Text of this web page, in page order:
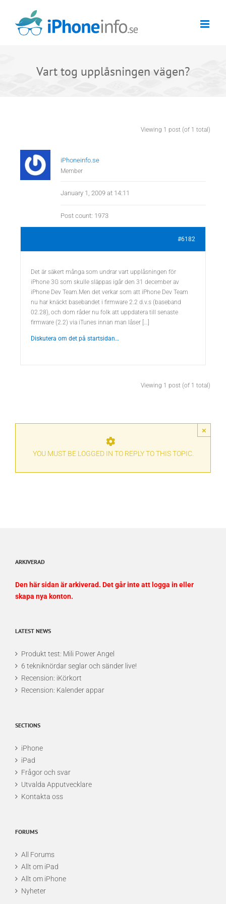
content
Vart tog upplåsningen vägen?
Viewing 1 post (of 1 total)
iPhoneinfo.se
Member
January 1, 2009 at 14:11
Post count: 1973
#6182
Det är säkert många som undrar vart upplåsningen för
iPhone 3G som skulle släppas igår den 31 december av
iPhone Dev Team.Men det verkar som att iPhone Dev Team
nu har knäckt basebandet i firmware 2.2 d.v.s (baseband
02.28), och dom råder nu folk att uppdatera till senaste
firmware (2.2) via iTunes innan man låser […]
Diskutera om det på startsidan…
Viewing 1 post (of 1 total)
×
YOU MUST BE LOGGED IN TO REPLY TO THIS TOPIC.
ARKIVERAD
Den här sidan är arkiverad. Det går inte att logga in eller
skapa nya konton.
LATEST NEWS
Produkt test: Mili Power Angel
6 tekniknördar seglar och sänder live!
Recension: iKörkort
Recension: Kalender appar
SECTIONS
iPhone
iPad
Frågor och svar
Utvalda Apputvecklare
Kontakta oss
FORUMS
All Forums
Allt om iPad
Allt om iPhone
Nyheter